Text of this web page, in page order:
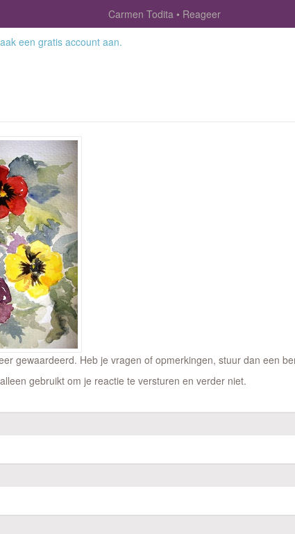
Carmen Todita
Reageer
een gratis account aan.
gewaardeerd. Heb je vragen of opmerkingen, stuur dan een
gebruikt om je reactie te versturen en verder niet.